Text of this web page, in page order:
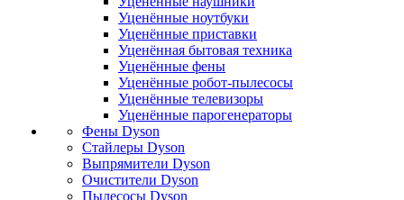
Уценённые ноутбуки
Уценённые приставки
Уценённая бытовая техника
Уценённые фены
Уценённые робот-пылесосы
Уценённые телевизоры
Уценённые парогенераторы
Фены Dyson
Стайлеры Dyson
Выпрямители Dyson
Очистители Dyson
Пылесосы Dyson